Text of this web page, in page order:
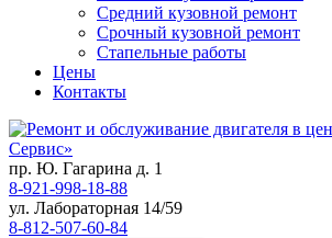
Средний кузовной ремонт
Срочный кузовной ремонт
Стапельные работы
Цены
Контакты
пр. Ю. Гагарина д. 1
8-921-998-18-88
ул. Лабораторная 14/59
8-812-507-60-84